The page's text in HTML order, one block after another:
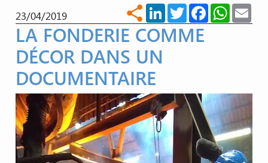
23/04/2019
share LinkedInTwitterFacebook
LA FONDERIE COMME
DÉCOR DANS UN
DOCUMENTAIRE